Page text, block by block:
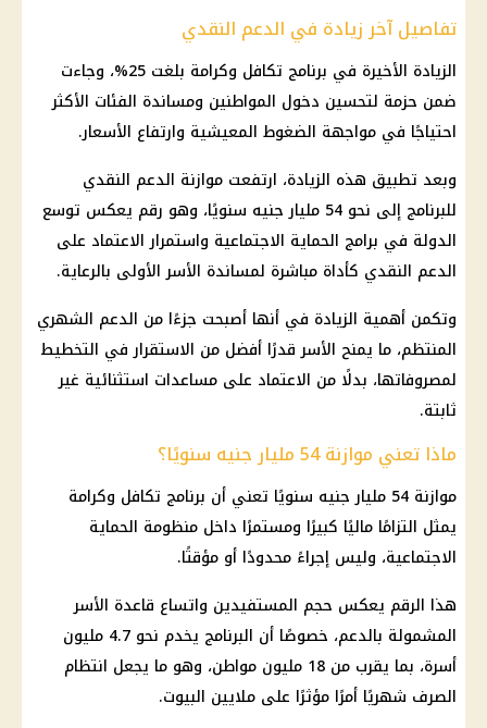
تفاصيل آخر زيادة في الدعم النقدي
الزيادة الأخيرة في برنامج تكافل وكرامة
بلغت 25%، وجاءت
ضمن حزمة لتحسين دخول المواطنين ومساندة الفئات الأكثر
احتياجًا في مواجهة الضغوط المعيشية وارتفاع الأسعار.
وبعد تطبيق هذه الزيادة، ارتفعت موازنة الدعم النقدي
للبرنامج إلى نحو 54 مليار جنيه سنويًا، وهو رقم يعكس توسع
الدولة في برامج الحماية الاجتماعية واستمرار الاعتماد على
الدعم النقدي كأداة مباشرة لمساندة الأسر الأولى بالرعاية.
وتكمن أهمية الزيادة في أنها أصبحت جزءًا من الدعم الشهري
المنتظم، ما يمنح الأسر قدرًا أفضل من الاستقرار في التخطيط
لمصروفاتها، بدلًا من الاعتماد على مساعدات استثنائية غير
ثابتة.
ماذا تعني موازنة 54 مليار جنيه سنويًا؟
موازنة 54 مليار جنيه سنويًا تعني أن برنامج
تكافل وكرامة
يمثل التزامًا ماليًا كبيرًا ومستمرًا داخل منظومة الحماية
الاجتماعية، وليس إجراءً محدودًا أو مؤقتًا.
هذا الرقم يعكس حجم المستفيدين واتساع قاعدة الأسر
المشمولة بالدعم، خصوصًا أن البرنامج يخدم نحو 4.7 مليون
أسرة، بما يقرب من 18 مليون مواطن، وهو ما يجعل انتظام
الصرف شهريًا أمرًا مؤثرًا على ملايين البيوت.